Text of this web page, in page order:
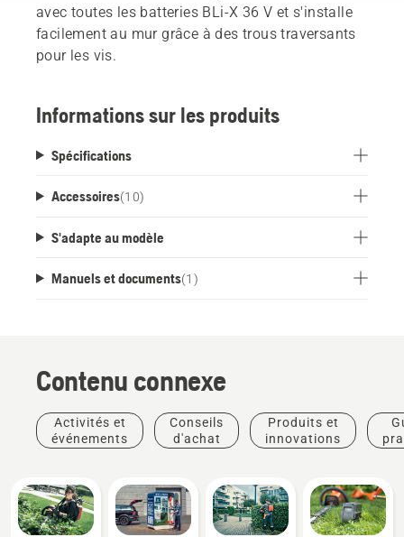
avec toutes les batteries BLi-X 36 V et s'installe
facilement au mur grâce à des trous traversants
pour les vis.
Informations sur les produits
Spécifications
Accessoires(10)
S'adapte au modèle
Manuels et documents(1 )
Contenu connexe
Activités et
événements
Conseils
d'achat
Produits et
innovations